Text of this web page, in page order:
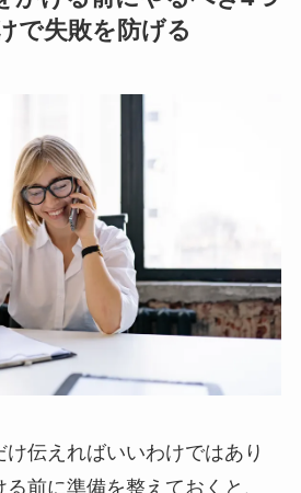
で失敗を防げる
け伝えればいいわけではあり
前に準備を整えておくと、